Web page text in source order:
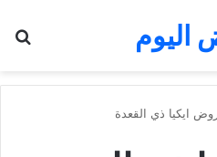
اليوم
ايكيا ذي القعدة